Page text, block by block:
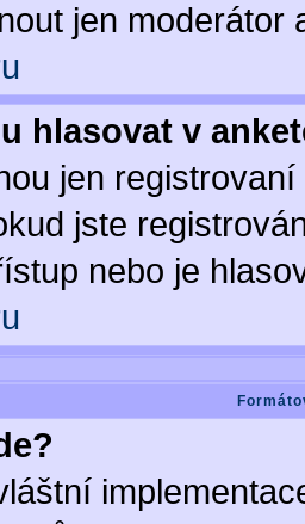
jen moderátor
hlasovat v
jen
jste
nebo je